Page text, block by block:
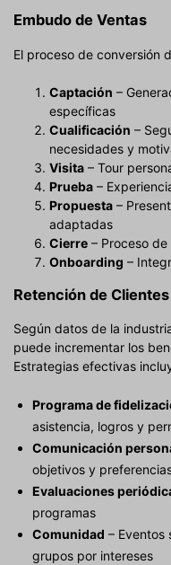
Embudo de Ventas
El proceso de conversión
Captación –
específicas
Cualificación –
necesidades y
Visita – Tour
Prueba –
Propuesta –
adaptadas
Cierre – Proceso
Onboarding –
Retención de Clientes
Según datos de la
puede incrementar los
Estrategias efectivas
Programa de
asistencia, logros y
Comunicación
objetivos y
Evaluaciones
programas
Comunidad – Eventos
grupos por intereses